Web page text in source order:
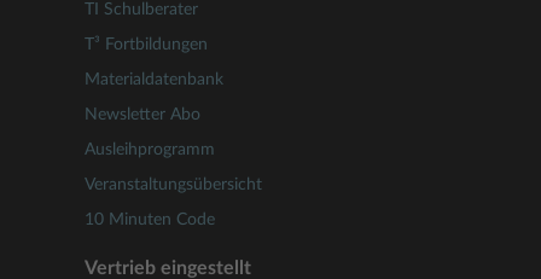
TI Schulberater
T³ Fortbildungen
Materialdatenbank
Newsletter Abo
Ausleihprogramm
Veranstaltungsübersicht
10 Minuten Code
Vertrieb eingestellt